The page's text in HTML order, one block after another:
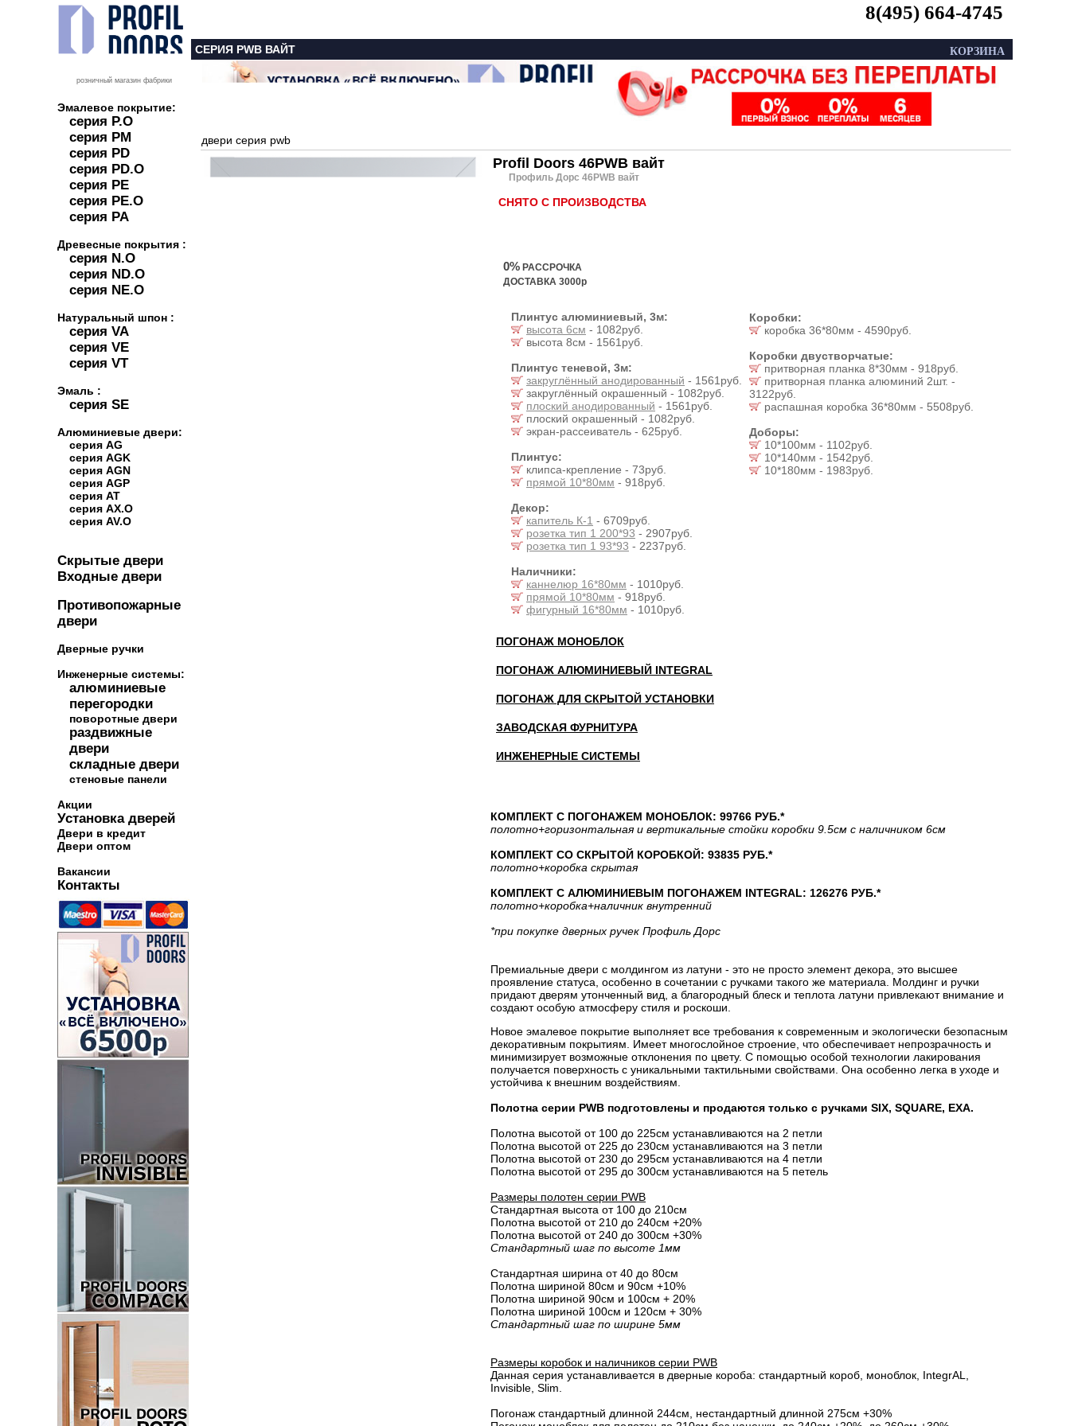
розничный магазин фабрики
Эмалевое покрытие:
серия P.O
серия PM
серия PD
серия PD.O
серия PE
серия PE.O
серия PA
Древесные покрытия :
серия N.O
серия ND.O
серия NE.O
Натуральный шпон :
серия VA
серия VE
серия VT
Эмаль :
серия SE
Алюминиевые двери:
серия AG
серия AGK
серия AGN
серия AGP
серия AT
серия AX.O
серия AV.O
Скрытые двери
Входные двери
Противопожарные
двери
Дверные ручки
Инженерные системы:
алюминиевые
перегородки
поворотные двери
раздвижные
двери
складные двери
стеновые панели
Акции
Установка дверей
Двери в кредит
Двери оптом
Вакансии
Контакты
8(495) 664-4745
КОРЗИНА
СЕРИЯ PWB ВАЙТ
двери серия pwb
Profil Doors 46PWB вайт
Профиль Дорс 46PWB вайт
СНЯТО С ПРОИЗВОДСТВА
0% РАССРОЧКА
ДОСТАВКА 3000р
Плинтус алюминиевый, 3м:
высота 6см - 1082руб.
высота 8см - 1561руб.
Плинтус теневой, 3м:
закруглённый анодированный - 1561руб.
закруглённый окрашенный - 1082руб.
плоский анодированный - 1561руб.
плоский окрашенный - 1082руб.
экран-рассеиватель - 625руб.
Плинтус:
клипса-крепление - 73руб.
прямой 10*80мм - 918руб.
Декор:
капитель К-1 - 6709руб.
розетка тип 1 200*93 - 2907руб.
розетка тип 1 93*93 - 2237руб.
Наличники:
каннелюр 16*80мм - 1010руб.
прямой 10*80мм - 918руб.
фигурный 16*80мм - 1010руб.
Коробки:
коробка 36*80мм - 4590руб.
Коробки двустворчатые:
притворная планка 8*30мм - 918руб.
притворная планка алюминий 2шт. -
3122руб.
распашная коробка 36*80мм - 5508руб.
Доборы:
10*100мм - 1102руб.
10*140мм - 1542руб.
10*180мм - 1983руб.
ПОГОНАЖ МОНОБЛОК
ПОГОНАЖ АЛЮМИНИЕВЫЙ INTEGRAL
ПОГОНАЖ ДЛЯ СКРЫТОЙ УСТАНОВКИ
ЗАВОДСКАЯ ФУРНИТУРА
ИНЖЕНЕРНЫЕ СИСТЕМЫ
КОМПЛЕКТ С ПОГОНАЖЕМ МОНОБЛОК: 99766 РУБ.*
полотно+горизонтальная и вертикальные стойки коробки 9.5см с наличником 6см
КОМПЛЕКТ СО СКРЫТОЙ КОРОБКОЙ: 93835 РУБ.*
полотно+коробка скрытая
КОМПЛЕКТ С АЛЮМИНИЕВЫМ ПОГОНАЖЕМ INTEGRAL: 126276 РУБ.*
полотно+коробка+наличник внутренний
*при покупке дверных ручек Профиль Дорс
Премиальные двери с молдингом из латуни - это не просто элемент декора, это высшее
проявление статуса, особенно в сочетании с ручками такого же материала. Молдинг и ручки
придают дверям утонченный вид, а благородный блеск и теплота латуни привлекают внимание и
создают особую атмосферу стиля и роскоши.
Новое эмалевое покрытие выполняет все требования к современным и экологически безопасным
декоративным покрытиям. Имеет многослойное строение, что обеспечивает непрозрачность и
минимизирует возможные отклонения по цвету. С помощью особой технологии лакирования
получается поверхность с уникальными тактильными свойствами. Она особенно легка в уходе и
устойчива к внешним воздействиям.
Полотна серии PWB подготовлены и продаются только с ручками SIX, SQUARE, EXA.
Полотна высотой от 100 до 225см устанавливаются на 2 петли
Полотна высотой от 225 до 230см устанавливаются на 3 петли
Полотна высотой от 230 до 295см устанавливаются на 4 петли
Полотна высотой от 295 до 300см устанавливаются на 5 петель
Размеры полотен серии PWB
Стандартная высота от 100 до 210см
Полотна высотой от 210 до 240см +20%
Полотна высотой от 240 до 300см +30%
Стандартный шаг по высоте 1мм
Стандартная ширина от 40 до 80см
Полотна шириной 80cм и 90cм +10%
Полотна шириной 90см и 100см + 20%
Полотна шириной 100см и 120см + 30%
Стандартный шаг по ширине 5мм
Размеры коробок и наличников серии PWB
Данная серия устанавливается в дверные короба: стандартный короб, моноблок, IntegrAL,
Invisible, Slim.
Погонаж стандартный длинной 244см, нестандартный длинной 275см +30%